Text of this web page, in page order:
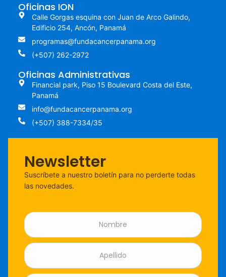
Oficinas ION
Calle Gorgas esquina con Juan de Arco Galindo,
Edificio 254, Ancón, Panamá
programas@fundacancerpanama.org
(+507) 262-2972
Oficinas Administrativas
Financial park, Piso 15 Boulevard Costa del Este,
Panamá
info@fundacancerpanama.org
(+507) 388-7334/35
Newsletter
Suscríbete a nuestro boletín para no perderte todas
las novedades.